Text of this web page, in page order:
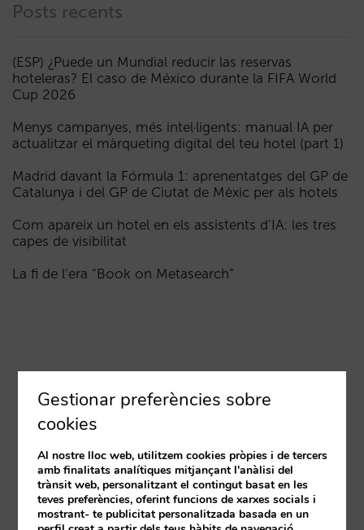
Posts recents
(ESP) ¿Puede un Mundial reducir las reservas
hoteleras? El caso de México durante la FIFA World
Cup 2026
Menys campanyes, més intel·ligents: manual IA per
actualitzar el màrqueting digital del teu hotel (part 1)
Madrid davant la Fórmula 1: aprenentatges del GP de
Catalunya i del GP de Ciutat de Mèxic per als hotels
Com apareix un hotel en els assistents d’IA: les tres
capes de visibilitat
La fi de l’era “Book on Metasearch”
Gestionar preferències sobre
cookies
Al nostre lloc web, utilitzem cookies pròpies i de tercers
amb finalitats analítiques mitjançant l'anàlisi del
trànsit web, personalitzant el contingut basat en les
teves preferències, oferint funcions de xarxes socials i
mostrant- te publicitat personalitzada basada en un